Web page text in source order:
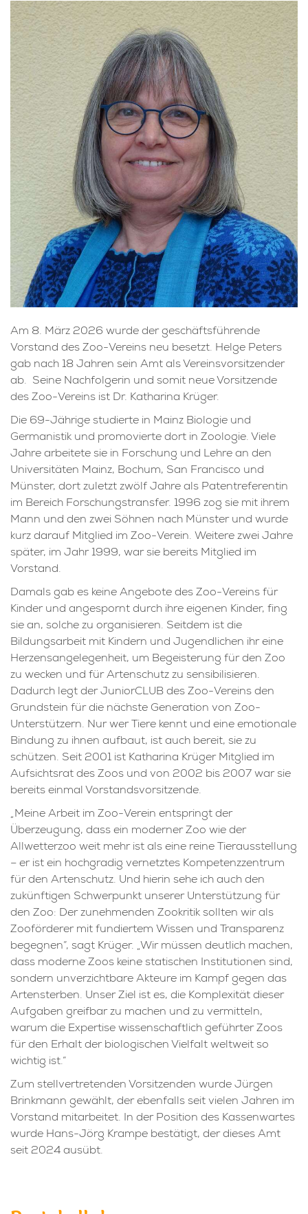
Am 8. März 2026 wurde der geschäftsführende
Vorstand des Zoo-Vereins neu besetzt. Helge Peters
gab nach 18 Jahren sein Amt als Vereinsvorsitzender
ab. Seine Nachfolgerin und somit neue Vorsitzende
des Zoo-Vereins ist Dr. Katharina Krüger.
Die 69-Jährige studierte in Mainz Biologie und
Germanistik und promovierte dort in Zoologie. Viele
Jahre arbeitete sie in Forschung und Lehre an den
Universitäten Mainz, Bochum, San Francisco und
Münster, dort zuletzt zwölf Jahre als Patentreferentin
im Bereich Forschungstransfer. 1996 zog sie mit ihrem
Mann und den zwei Söhnen nach Münster und wurde
kurz darauf Mitglied im Zoo-Verein. Weitere zwei Jahre
später, im Jahr 1999, war sie bereits Mitglied im
Vorstand.
Damals gab es keine Angebote des Zoo-Vereins für
Kinder und angespornt durch ihre eigenen Kinder, fing
sie an, solche zu organisieren. Seitdem ist die
Bildungsarbeit mit Kindern und Jugendlichen ihr eine
Herzensangelegenheit, um Begeisterung für den Zoo
zu wecken und für Artenschutz zu sensibilisieren.
Dadurch legt der JuniorCLUB des Zoo-Vereins den
Grundstein für die nächste Generation von Zoo-
Unterstützern. Nur wer Tiere kennt und eine emotionale
Bindung zu ihnen aufbaut, ist auch bereit, sie zu
schützen. Seit 2001 ist Katharina Krüger Mitglied im
Aufsichtsrat des Zoos und von 2002 bis 2007 war sie
bereits einmal Vorstandsvorsitzende.
„Meine Arbeit im Zoo-Verein entspringt der
Überzeugung, dass ein moderner Zoo wie der
Allwetterzoo weit mehr ist als eine reine Tierausstellung
– er ist ein hochgradig vernetztes Kompetenzzentrum
für den Artenschutz. Und hierin sehe ich auch den
zukünftigen Schwerpunkt unserer Unterstützung für
den Zoo: Der zunehmenden Zookritik sollten wir als
Zooförderer mit fundiertem Wissen und Transparenz
begegnen“, sagt Krüger. „Wir müssen deutlich machen,
dass moderne Zoos keine statischen Institutionen sind,
sondern unverzichtbare Akteure im Kampf gegen das
Artensterben. Unser Ziel ist es, die Komplexität dieser
Aufgaben greifbar zu machen und zu vermitteln,
warum die Expertise wissenschaftlich geführter Zoos
für den Erhalt der biologischen Vielfalt weltweit so
wichtig ist.“
Zum stellvertretenden Vorsitzenden wurde Jürgen
Brinkmann gewählt, der ebenfalls seit vielen Jahren im
Vorstand mitarbeitet. In der Position des Kassenwartes
wurde Hans-Jörg Krampe bestätigt, der dieses Amt
seit 2024 ausübt.